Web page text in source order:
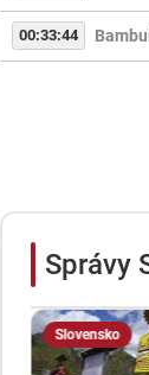
00:33:44
Správy
Slovensko